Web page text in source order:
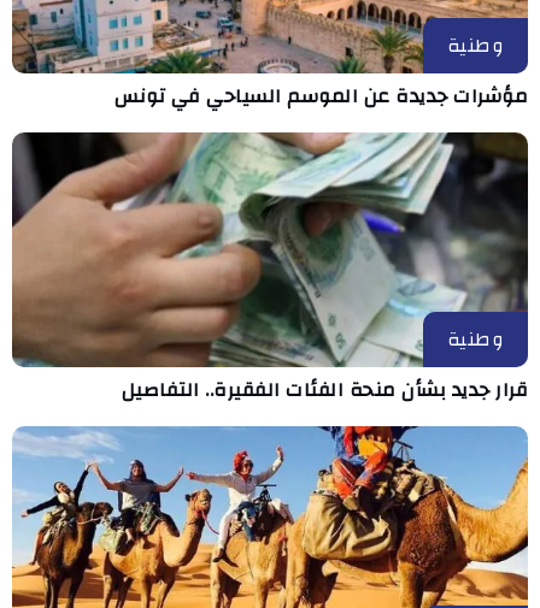
وطنية
مؤشرات جديدة عن الموسم السياحي في تونس
وطنية
قرار جديد بشأن منحة الفئات الفقيرة.. التفاصيل